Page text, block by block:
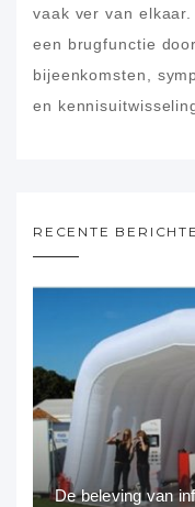
vaak ver van
een brugfunctie
bijeenkomsten,
en
RECENTE
De beleving van